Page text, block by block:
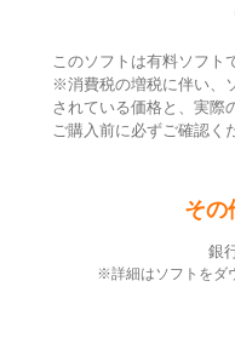
このソフトは有料ソフト
※消費税の増税に伴い、
されている価格と、実際
ご購入前に必ずご確認く
その
銀
※詳細はソフトをダ